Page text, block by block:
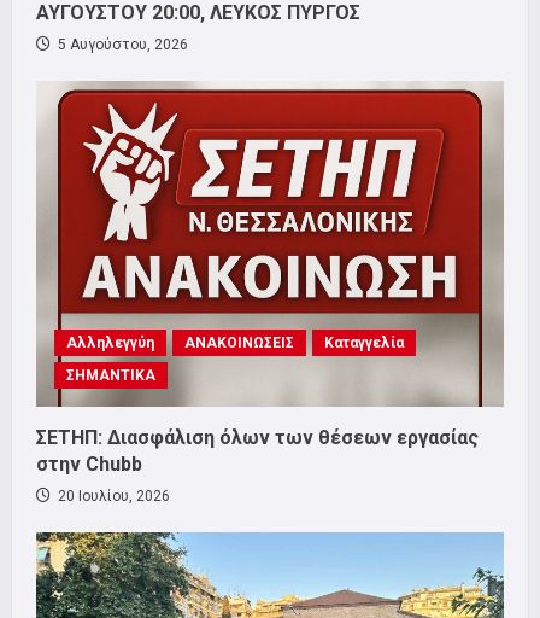
ΑΥΓΟΥΣΤΟΥ 20:00, ΛΕΥΚΟΣ ΠΥΡΓΟΣ
5 Αυγούστου, 2026
Αλληλεγγύη ΑΝΑΚΟΙΝΩΣΕΙΣ
Καταγγελία
ΣΗΜΑΝΤΙΚΑ
ΣΕΤΗΠ: Διασφάλιση όλων των θέσεων εργασίας
στην Chubb
20 Ιουλίου, 2026